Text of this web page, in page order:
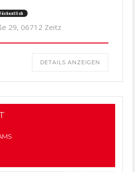
29, 06712 Zeitz
DETAILS ANZEIGEN